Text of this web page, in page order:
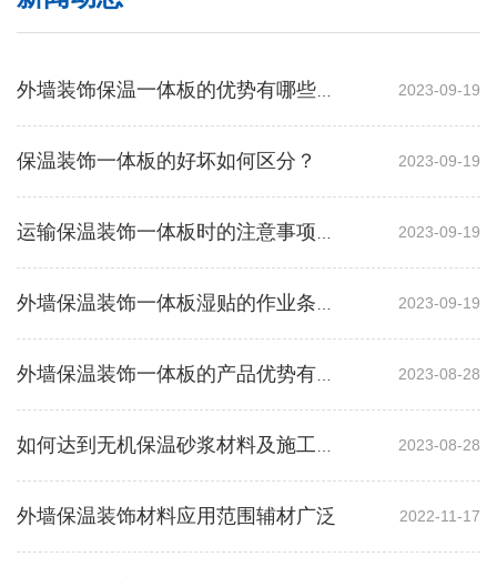
2023-09-19
保温装饰一体板的好坏如何区分？ 2023-09-19
2023-09-19
2023-09-19
2023-08-28
2023-08-28
外墙保温装饰材料应用范围辅材广泛 2022-11-17